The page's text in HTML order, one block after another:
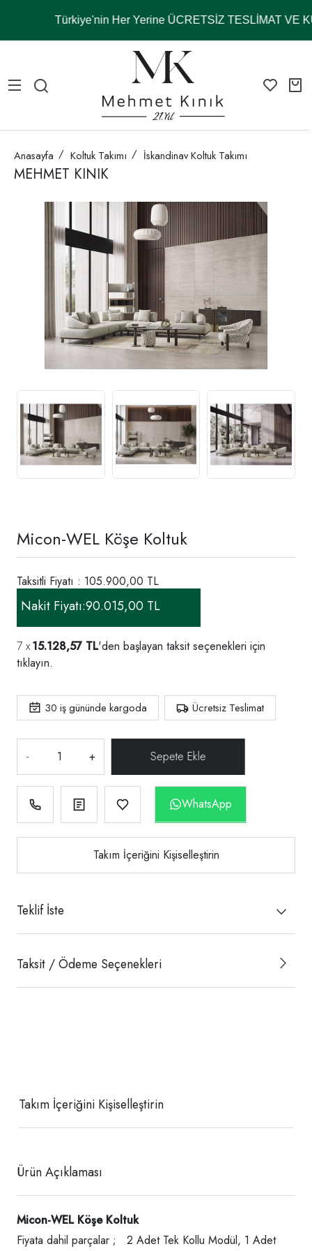
Türkiye'nin Her Yerine ÜCRETSİZ TESLİMAT VE
Anasayfa Koltuk Takımı İskandinav Koltuk Takımı
MEHMET KINIK
Micon-WEL Köşe Koltuk
Taksitli Fiyatı : 105.900,00 TL
Nakit Fiyatı:90.015,00 TL
15.128,57 TL'den başlayan taksit seçenekleri için
tıklayın.
30 iş gününde kargoda Ücretsiz Teslimat
- +
WhatsApp
Takım İçeriğini Kişiselleştirin
Teklif İste
Taksit / Ödeme Seçenekleri
Takım İçeriğini Kişiselleştirin
Ürün Açıklaması
Micon-WEL Köşe Koltuk
Fiyata dahil parçalar ; 2 Adet Tek Kollu Modül, 1 Adet